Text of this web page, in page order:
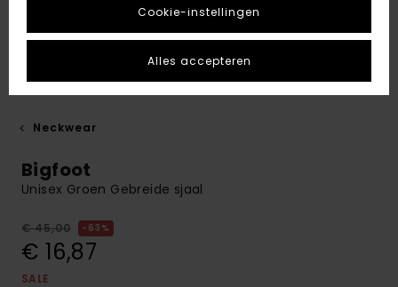
Neckwear
Bigfoot
Unisex Groen Gebreide sjaal
€ 45,00 63%
€ 16,87
SALE
Cookie-instellingen
Alles accepteren